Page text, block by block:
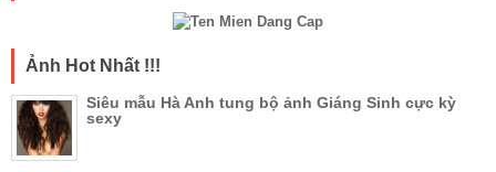
Ảnh Hot Nhất !!!
Siêu mẫu Hà Anh tung bộ ảnh Giáng Sinh cực kỳ
sexy